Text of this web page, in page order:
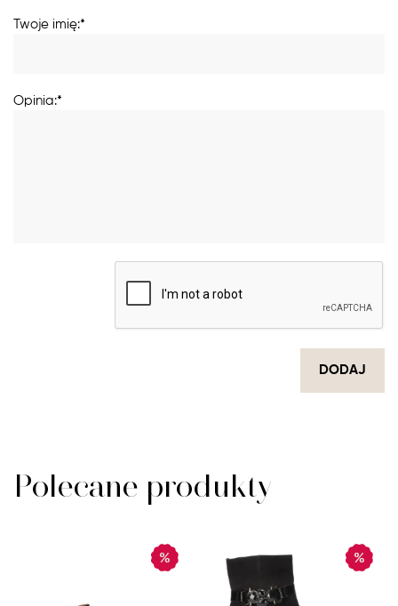
Twoje imię:*
Opinia:*
DODAJ
Polecane produkty